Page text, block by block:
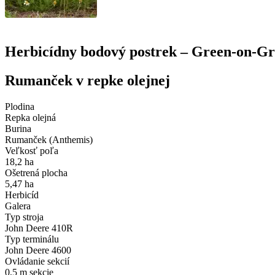
Herbicídny bodový postrek – Green-on-
Rumanček v repke olejnej
Plodina
Repka olejná
Burina
Rumanček (Anthemis)
Veľkosť poľa
18,2 ha
Ošetrená plocha
5,47 ha
Herbicíd
Galera
Typ stroja
John Deere 410R
Typ terminálu
John Deere 4600
Ovládanie sekcií
0,5 m sekcie